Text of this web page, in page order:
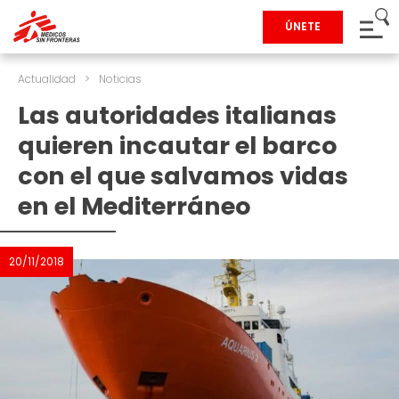
ÚNETE
Actualidad > Noticias
Las autoridades italianas
quieren incautar el barco
con el que salvamos vidas
en el Mediterráneo
20/11/2018